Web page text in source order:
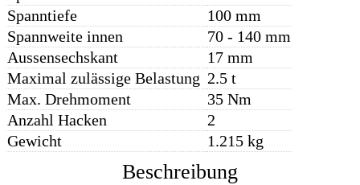
Spanntiefe
100 mm
Spannweite innen
70 - 140 mm
Aussensechskant
17 mm
Maximal zulässige Belastung 2.5 t
Max. Drehmoment
35 Nm
Anzahl Hacken
2
Gewicht
1.215 kg
Beschreibung